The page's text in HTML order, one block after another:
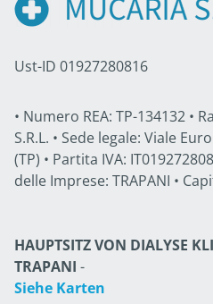
Ust-ID 01927280816
• Numero REA: TP-134132 •
S.R.L. • Sede legale: Viale
(TP) • Partita IVA:
delle Imprese: TRAPANI •
HAUPTSITZ VON DIALYSE
TRAPANI -
Siehe Karten